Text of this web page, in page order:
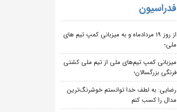
فدراسیون
از روز 19 مردادماه و به میزبانی کمپ تیم های
ملی؛
میزبانی کمپ تیم‌های ملی از تیم ملی کشتی
فرنگی بزرگسالان؛
رضایی: به لطف خدا توانستم خوشرنگ‌ترین
مدال را کسب کنم